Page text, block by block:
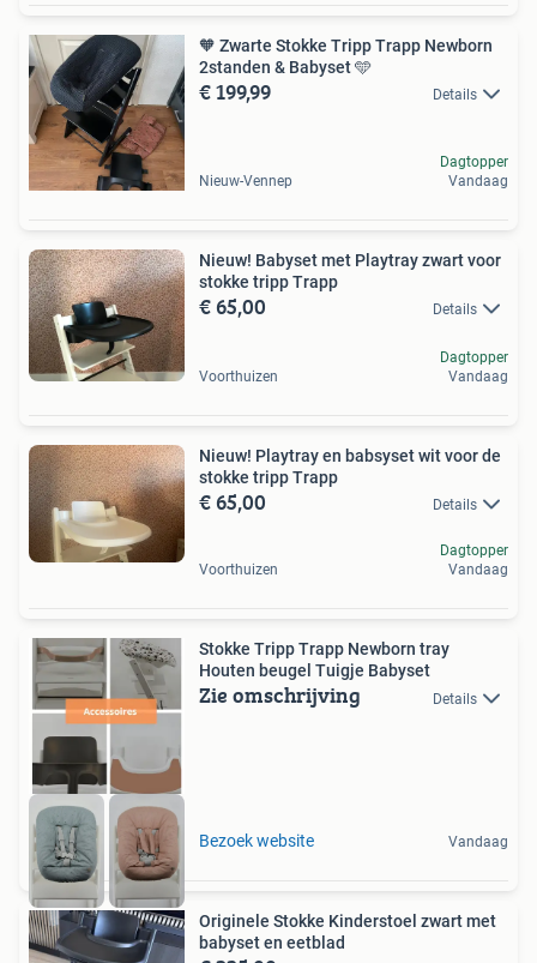
🧡 Zwarte Stokke Tripp Trapp Newborn
2standen & Babyset 🩵
€ 199,99 Details
Nieuw-Vennep
Dagtopper
Vandaag
Nieuw! Babyset met Playtray zwart voor
stokke tripp Trapp
€ 65,00 Details
Voorthuizen
Dagtopper
Vandaag
Nieuw! Playtray en babsyset wit voor de
stokke tripp Trapp
€ 65,00 Details
Voorthuizen
Dagtopper
Vandaag
Stokke Tripp Trapp Newborn tray
Houten beugel Tuigje Babyset
Zie omschrijving Details
Bezoek website Vandaag
Originele Stokke Kinderstoel zwart met
babyset en eetblad